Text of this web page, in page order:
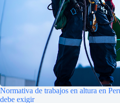
Normativa de trabajos en altura en
debe exigir